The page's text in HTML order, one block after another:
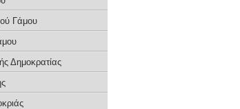
Γάμου
Δημοκρατίας